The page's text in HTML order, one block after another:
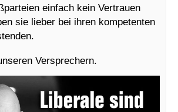
einfach kein Vertrauen
sie lieber bei ihren kompetenten
Versprechern.